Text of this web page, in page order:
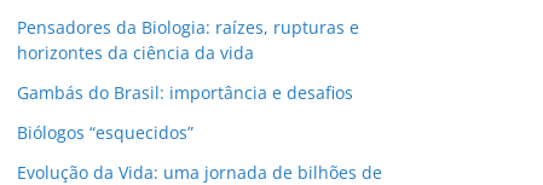
Pensadores da Biologia: raízes, rupturas e
horizontes da ciência da vida
Gambás do Brasil: importância e desafios
Biólogos “esquecidos”
Evolução da Vida: uma jornada de bilhões de